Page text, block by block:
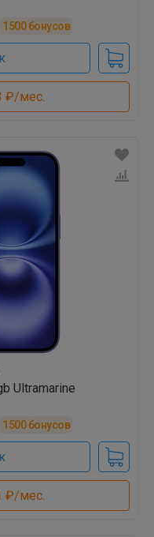
1500бонусов
₽/мес.
Ultramarine
1500бонусов
₽/мес.